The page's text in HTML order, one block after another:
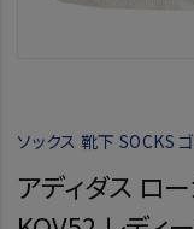
ソックス 靴下 SOCKS
アディダス ロ